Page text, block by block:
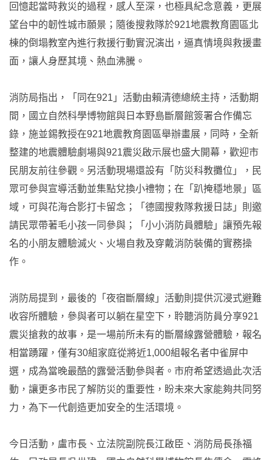
回憶起當時救災的過程，感人至深，也極具紀念意義，更展
望台中的韌性城市願景；隨後搜救隊於921地震教育園區北
棟的倒塌教室內進行救援行動實況演出，逼真情境與救援畫
面，讓人身歷其境、熱血沸騰。
消防局指出，「同在921」活動由賴清德總統主持，活動期
間，國立自然科學博物館與日本野島斷層館簽署合作備忘
錄，施並錫教授在921地震教育園區舉辦畫展，同時，全新
整建的地震體驗劇場與921震災啟示展也盛大開幕，歡迎市
民朋友前往參觀。另活動現場還設有「防災科教攤位」，民
眾可參與宣導活動並集點兌換小禮物；在「趴掩穩地景」區
域，可與花海合影打卡留念；「德國搜救隊救援日誌」則邀
請民眾帶著毛小孩一同參與；「小小消防員體驗」讓預先報
名的小朋友體驗滅火、火場自救及穿戴消防裝備的實務操
作。
消防局提到，最後的「夜宿斷層線」活動則提供沉浸式避難
收容所體驗，參與者可以躺在星空下，聆聽消防員分享921
震災搶救的故事，是一場前所未有的斷層線露營體驗，報名
相當踴躍，僅有30組家庭從將近1,000組報名者中雀屏中
選，成為當晚最酷的露營活動參與者。市府希望透過此次活
動，讓更多市民了解防災的重要性，盼未來大家能夠共同努
力，為下一代創造更加安全的生活環境。
今日活動，盧市長、立法院副院長江啟臣、消防局長孫福